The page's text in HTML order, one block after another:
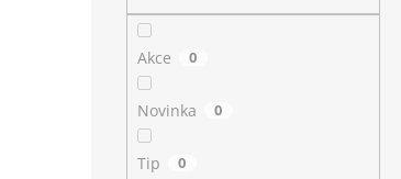
Akce 0
Novinka 0
Tip 0